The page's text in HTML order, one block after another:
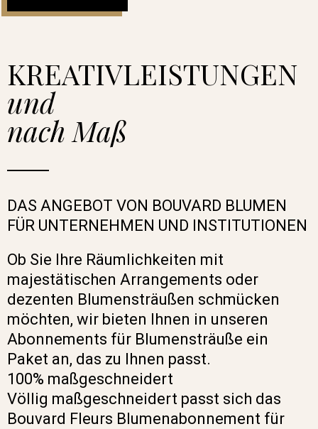
KREATIVLEISTUNGEN
und
nach Maß
DAS ANGEBOT VON BOUVARD BLUMEN
FÜR UNTERNEHMEN UND INSTITUTIONEN
Ob Sie Ihre Räumlichkeiten mit
majestätischen Arrangements oder
dezenten Blumensträußen schmücken
möchten, wir bieten Ihnen in unseren
Abonnements für Blumensträuße ein
Paket an, das zu Ihnen passt.
100% maßgeschneidert
Völlig maßgeschneidert passt sich das
Bouvard Fleurs Blumenabonnement für